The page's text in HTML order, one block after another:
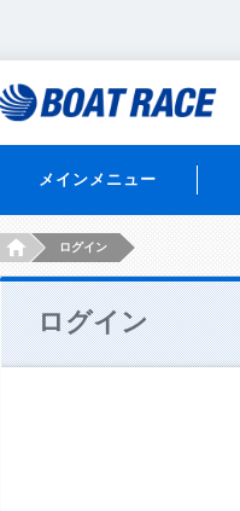
メインメニュー
HOMEログイン
ログイン